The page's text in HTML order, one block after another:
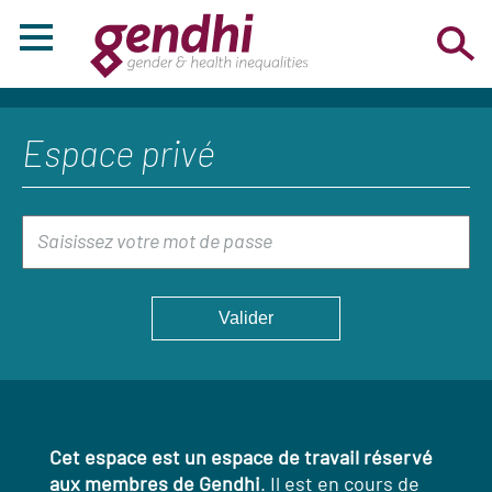
Espace privé
Cet espace est un espace de travail réservé
aux membres de Gendhi. Il est en cours de